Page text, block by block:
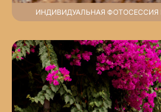
ИНДИВИДУАЛЬНАЯ ФОТОСЕССИЯ